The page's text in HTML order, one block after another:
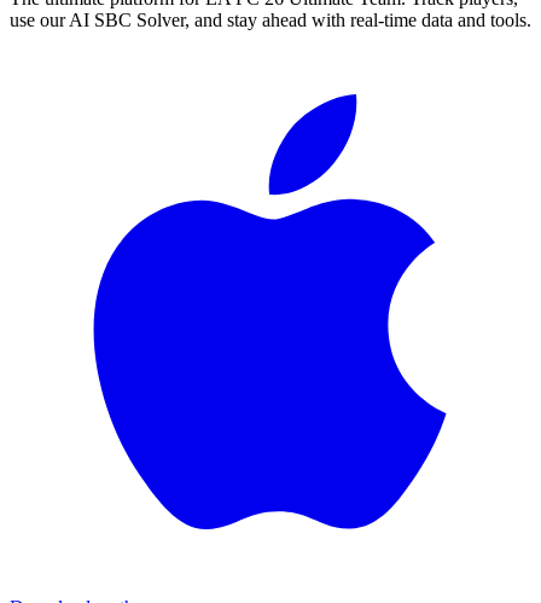
use our AI SBC Solver, and stay ahead with real-time data and tools.